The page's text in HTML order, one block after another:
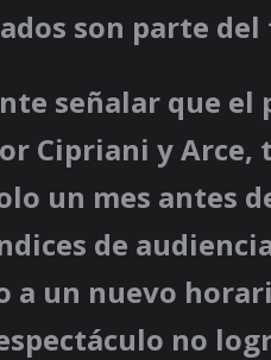
son parte
señalar que el
Cipriani y
un mes antes
de
un nuevo
no